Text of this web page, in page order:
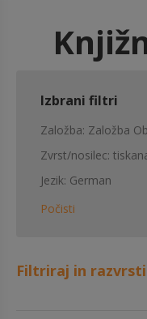
Izbrani filtri
Založba Založba
Zvrst/nosilec
Jezik German
Počisti
Filtriraj in razvrsti